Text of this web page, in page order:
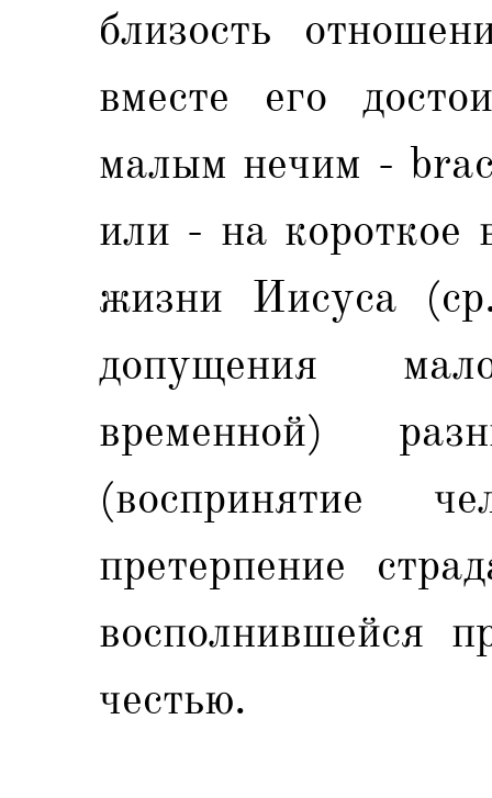
близость
вместе его
малым нечим -
или - на короткое
жизни Иисуса
допущения
временной)
(воспринятие
претерпение
восполнившейся
честью.